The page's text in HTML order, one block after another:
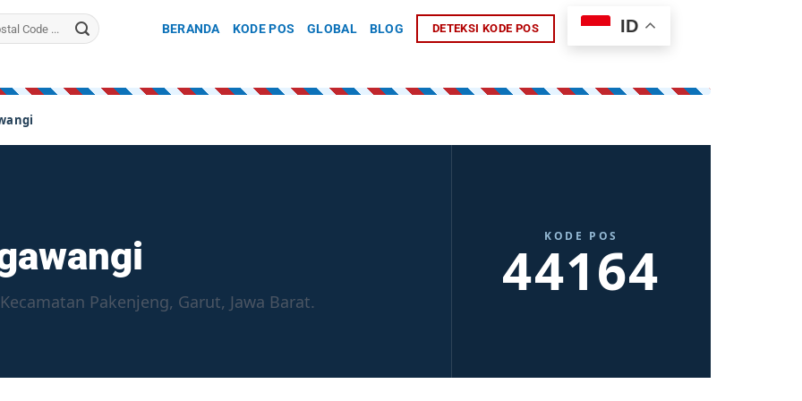
BERANDA KODE POS GLOBAL BLOG DETEKSI KODE POS ID
Pakenjeng, Garut, Jawa Barat.
KODE POS
44164